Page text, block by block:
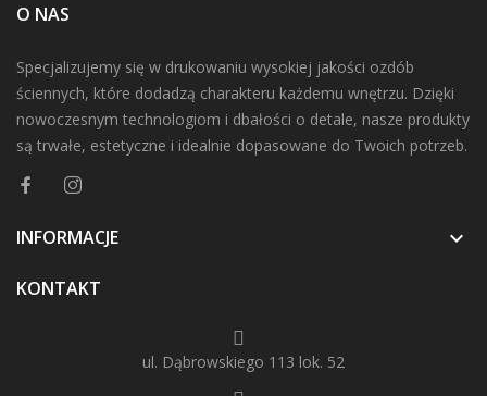
O NAS
Specjalizujemy się w drukowaniu wysokiej jakości ozdób
ściennych, które dodadzą charakteru każdemu wnętrzu. Dzięki
nowoczesnym technologiom i dbałości o detale, nasze produkty
są trwałe, estetyczne i idealnie dopasowane do Twoich potrzeb.
INFORMACJE 
KONTAKT
ul. Dąbrowskiego 113 lok. 52